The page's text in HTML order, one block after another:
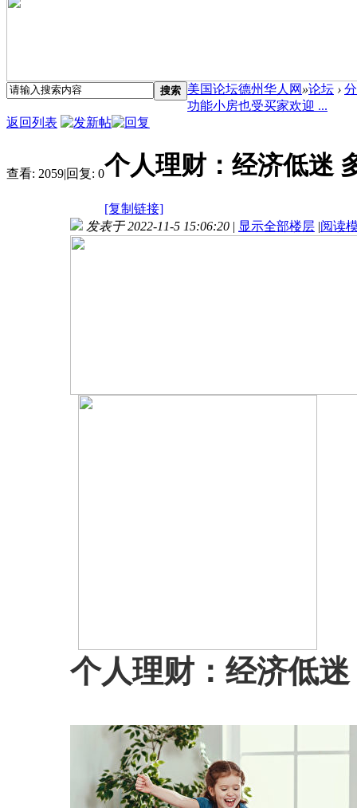
搜索 美国论坛德州华人网 »论坛 ›
功能小房也受买家欢迎 ...
返回列表
查看: 2059|回复: 0个人理财：经济低迷
[复制链接]
发表于 2022-11-5 15:06:20 | 显示全部楼层 |阅读
个人理财：经济低